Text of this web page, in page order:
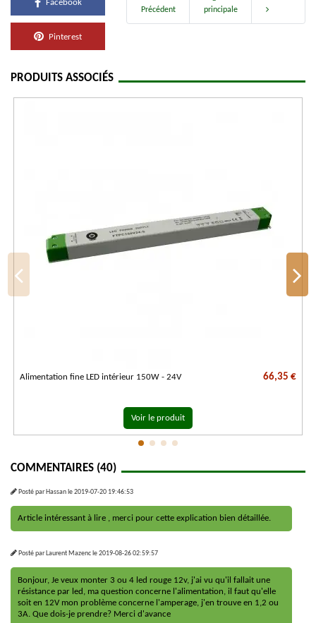
Facebook
Pinterest
Précédent
principale
PRODUITS ASSOCIÉS
Alimentation fine LED intérieur 150W - 24V 66,35 €
Voir le produit
COMMENTAIRES (40)
Posté parHassanle2019-07-20 19:46:53
Article intéressant à lire , merci pour cette explication bien détaillée.
Posté parLaurent Mazencle2019-08-26 02:59:57
Bonjour, Je veux monter 3 ou 4 led rouge 12v, j'ai vu qu'il fallait une
résistance par led, ma question concerne l'alimentation, il faut qu'elle
soit en 12V mon problème concerne l'amperage, j'en trouve en 1,2 ou
3A. Que dois-je prendre? Merci d'avance